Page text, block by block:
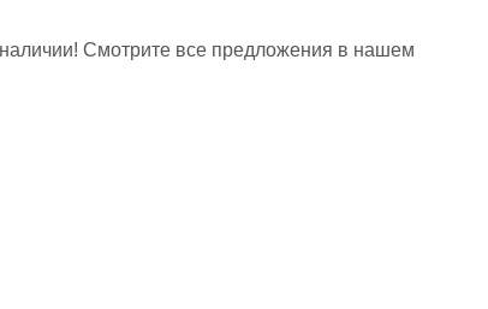
Смотрите все предложения в нашем